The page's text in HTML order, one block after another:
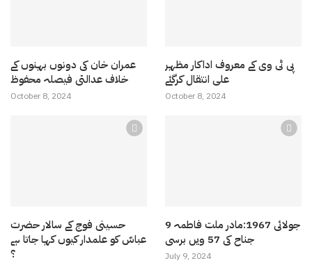
عمران خان کی دونوں بہنوں کے
خلاف عدالتی فیصلہ محفوظ
October 8, 2024
پی ٹی وی کے معروف اداکار مظہر
علی انتقال کرگئے
October 8, 2024
حسینی فوج کے سالار حضرت
عباسّ کو علمدار کیوں کہا جاتا ہے
؟
9 جولائی 1967:مادر ملت فاطمہ
جناح کی 57 ویں برسی
July 9, 2024